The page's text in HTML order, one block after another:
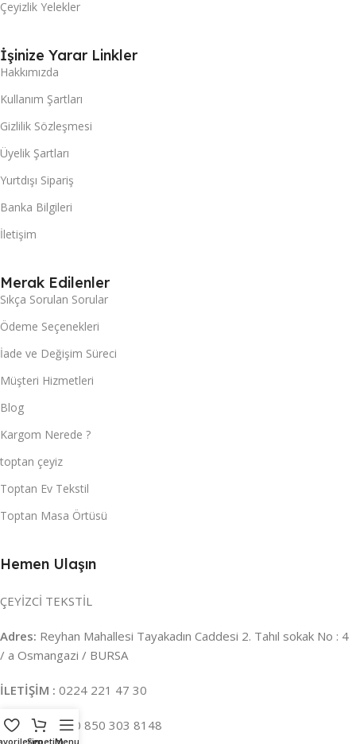
Çeyizlik Yelekler
İşinize Yarar Linkler
Hakkımızda
Kullanım Şartları
Gizlilik Sözleşmesi
Üyelik Şartları
Yurtdışı Sipariş
Banka Bilgileri
İletişim
Merak Edilenler
Sıkça Sorulan Sorular
Ödeme Seçenekleri
İade ve Değişim Süreci
Müşteri Hizmetleri
Blog
Kargom Nerede ?
toptan çeyiz
Toptan Ev Tekstil
Toptan Masa Örtüsü
Hemen Ulaşın
ÇEYİZCİ TEKSTİL
Adres: Reyhan Mahallesi Tayakadın Caddesi 2. Tahıl sokak No : 4
/ a Osmangazi / BURSA
İLETİŞİM : 0224 221 47 30
WHATSAPP :0 850 303 8148
SepetimMenu